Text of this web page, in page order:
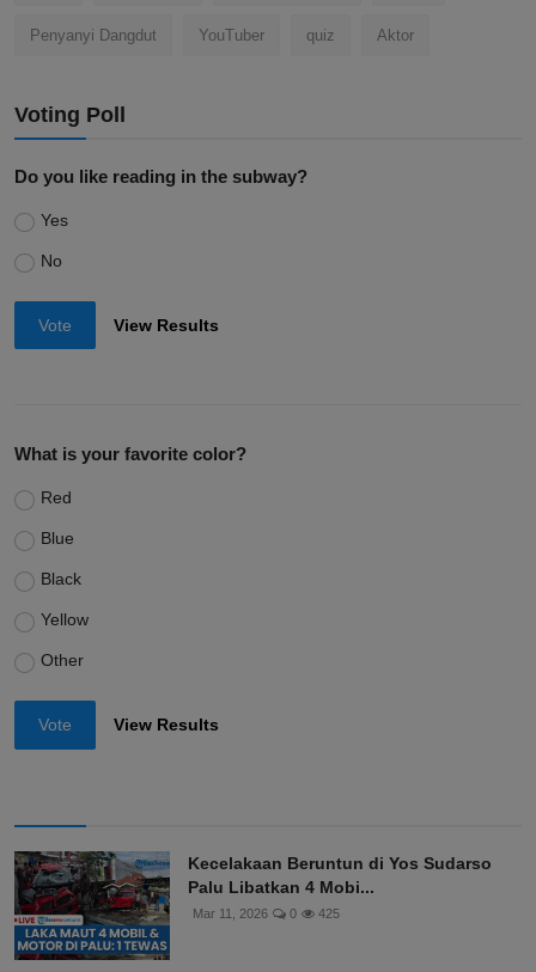
Penyanyi Dangdut YouTuber quiz Aktor
Voting Poll
Do you like reading in the subway?
Yes
No
Vote View Results
What is your favorite color?
Red
Blue
Black
Yellow
Other
Vote View Results
Kecelakaan Beruntun di Yos Sudarso
Palu Libatkan 4 Mobi...
Mar 11, 2026 0 425